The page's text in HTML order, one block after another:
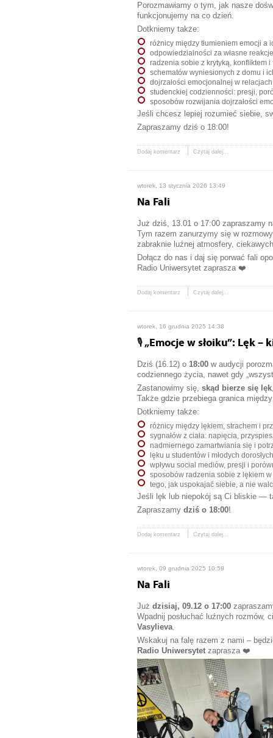
Porozmawiamy o tym, jak nasze
funkcjonujemy na co dzień.
Dotkniemy także:
różnicy między tłumieniem emocji a
odpowiedzialności za własne
radzenia sobie z krytyką, konfliktem i
schematów wyniesionych z domu i
dojrzałości emocjonalnej w
studenckiej codzienności: presji,
sposobów rozwijania dojrzałości
Jeśli chcesz lepiej rozumieć siebie,
Zapraszamy dziś o 18:00!
Dodaj komentarz Czytaj dalej...
wtorek, 13 stycznia 2026 13:49
Na Fali
Już dziś, 13.01 o 17:00 zapraszamy
Tym razem zanurzymy się w
zabraknie luźnej atmosfery,
Dołącz do nas i daj się porwać fali
Radio Uniwersytet zaprasza ❤️
Dodaj komentarz Czytaj dalej...
wtorek, 16 grudnia 2025 14:38
🎙️ „Emocje w słoiku”: Lęk –
Dziś (16.12) o 18:00 w audycji
codziennego życia, nawet gdy
Zastanowimy się, skąd bierze się lęk
Także gdzie przebiega granica
Dotkniemy także:
różnicy między lękiem, strachem i
sygnałów z ciała: napięcia,
nadmiernego zamartwiania się i
lęku u studentów i młodych dorosłych
wpływu social mediów, presji i
sposobów radzenia sobie z lękiem
tego, jak uspokajać siebie, a nie
Jeśli lęk lub niepokój są Ci bliskie —
Zapraszamy dziś o 18:00!
Dodaj komentarz Czytaj dalej...
wtorek, 09 grudnia 2025 10:59
Na Fali
Już dzisiaj, 09.12 o 17:00
Wpadnij posłuchać luźnych rozmów,
Vasylieva.
Wskakuj na falę razem z nami –
Radio Uniwersytet zaprasza ❤️